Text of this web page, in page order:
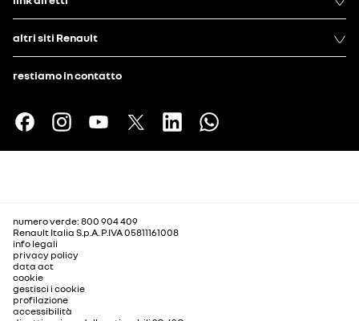
altri siti Renault
restiamo in contatto
numero verde: 800 904 409
Renault Italia S.p.A. P.IVA 05811161008
info legali
privacy policy
data act
cookie
gestisci i cookie
profilazione
accessibilità